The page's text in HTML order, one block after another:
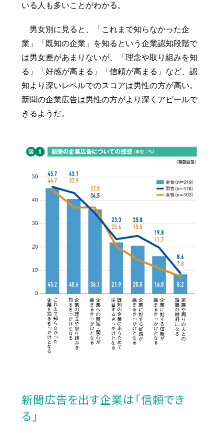
いる人も多いことがわかる。
男女別に見ると、「これまで知らなかった企
業」「既知の企業」を知るという企業認知段階で
は男女差があまりないが、「理念や取り組みを知
る」「好感が高まる」「信頼が高まる」など、認
知より深いレベルでのスコアは男性の方が高い。
新聞の企業広告は男性の方がより深くアピールで
きるようだ。
新聞広告を出す企業は「信頼でき
る」